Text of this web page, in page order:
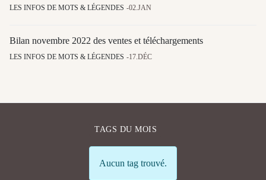
LES INFOS DE MOTS & LÉGENDES 02.JAN
Bilan novembre 2022 des ventes et téléchargements
LES INFOS DE MOTS & LÉGENDES 17.DÉC
TAGS DU MOIS
Info
Aucun tag trouvé.